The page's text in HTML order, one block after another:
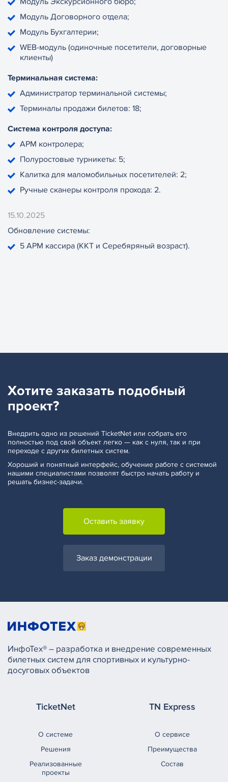
Модуль Договорного отдела;
Модуль Бухгалтерии;
WEB-модуль (одиночные посетители, договорные
клиенты)
Терминальная система:
Администратор терминальной системы;
Терминалы продажи билетов: 18;
Система контроля доступа:
АРМ контролера;
Полуростовые турникеты: 5;
Калитка для маломобильных посетителей: 2;
Ручные сканеры контроля прохода: 2.
15.10.2025
Обновление системы:
5 АРМ кассира (ККТ и Серебяряный возраст).
Хотите заказать подобный
проект?
Внедрить одно из решений TicketNet или собрать его
полностью под свой объект легко — как с нуля, так и при
переходе с других билетных систем.
Хороший и понятный интерфейс, обучение работе с системой
нашими специалистами позволят быстро начать работу и
решать бизнес-задачи.
Оставить заявку
Заказ демонстрации
ИнфоТех® – разработка и внедрение современных
билетных систем для спортивных и культурно-
досуговых объектов
TicketNet
О системе
Решения
Реализованные
проекты
TN Express
О сервисе
Преимущества
Состав